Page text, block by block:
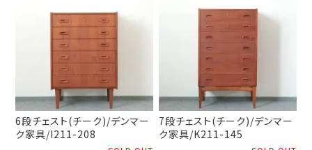
6段チェスト(チーク)/デンマー
ク家具/I211-208
7段チェスト(チーク)/デンマー
ク家具/K211-145